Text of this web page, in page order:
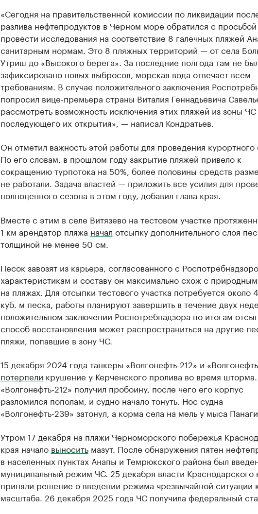
«Сегодня на правительственной комиссии по ликвидации
разлива нефтепродуктов в Черном море обратился с просьбой
провести исследования на соответствие 8 галечных пляжей
санитарным нормам. Это 8 пляжных территорий — от села
Утриш до «Высокого берега». За последние полгода там не
зафиксировано новых выбросов, морская вода отвечает всем
требованиям. В случае положительного заключения
попросил вице-премьера страны Виталия Геннадьевича
рассмотреть возможность исключения этих пляжей из зоны
последующего их открытия», — написал Кондратьев.
Он отметил важность этой работы для проведения курортного
По его словам, в прошлом году закрытие пляжей привело к
сокращению турпотока на 50%, более половины средств
не работали. Задача властей — приложить все усилия для
полноценного сезона в этом году, добавил глава края.
Вместе с этим в селе Витязево на тестовом участке
1 км арендатор пляжа начал отсыпку дополнительного слоя
толщиной не менее 50 см.
Песок завозят из карьера, согласованного с
характеристикам и составу он максимально схож с
на пляжах. Для отсыпки тестового участка потребуется около
куб. м песка, работы планируют завершить в течение двух
положительном заключении Роспотребнадзора по итогам
способ восстановления может распространиться на другие
пляжи, попавшие в зону ЧС.
15 декабря 2024 года танкеры «Волгонефть-212» и
потерпели крушение у Керченского пролива во время шторма.
«Волгонефть-212» получил пробоину, после чего его корпус
разломился пополам, и судно начало тонуть. Нос судна
«Волгонефть-239» затонул, а корма села на мель у мыса
Утром 17 декабря на пляжи Черноморского побережья
края начало выноситьмазут. После обнаружения пятен
в населенных пунктах Анапы и Темрюкского района был
муниципальный режим ЧС. 25 декабря власти Краснодарского
приняли решение о введении режима чрезвычайной ситуации
масштаба. 26 декабря 2025 года ЧС получила федеральный